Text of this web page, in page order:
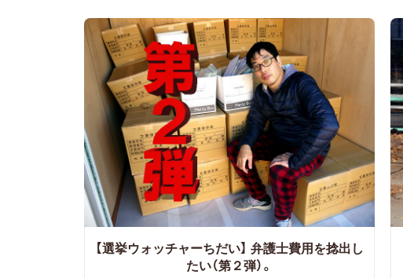
【選挙ウォッチャーちだい】 弁護士費用を捻出し
たい（第２弾）。